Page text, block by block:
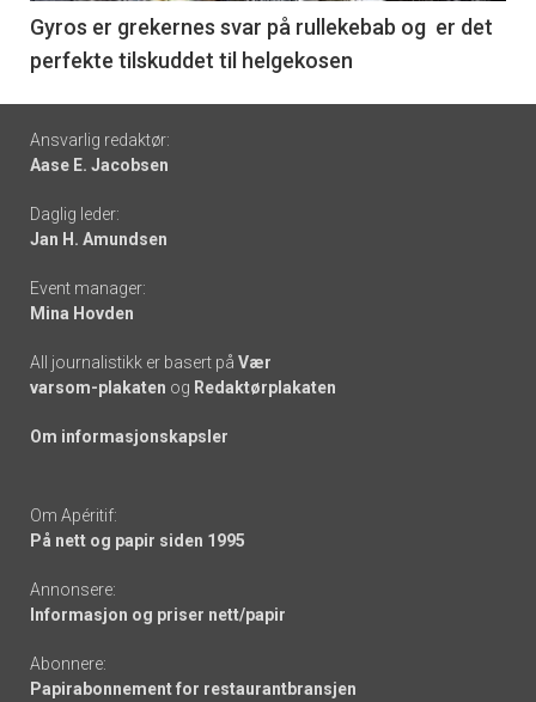
6
Gyros er grekernes svar på rullekebab og er det
perfekte tilskuddet til helgekosen
Footer
-
links
Ansvarlig redaktør:
Aase E. Jacobsen
Daglig leder:
Jan H. Amundsen
Event manager:
Mina Hovden
All journalistikk er basert på Vær
varsom-plakaten og Redaktørplakaten
Om informasjonskapsler
Om Apéritif:
På nett og papir siden 1995
Annonsere:
Informasjon og priser nett/papir
Abonnere:
Papirabonnement for restaurantbransjen